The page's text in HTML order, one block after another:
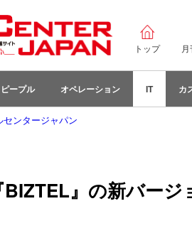
トップ
ピープル オペレーション IT カ
センタージャパン
BIZTEL』の新バー